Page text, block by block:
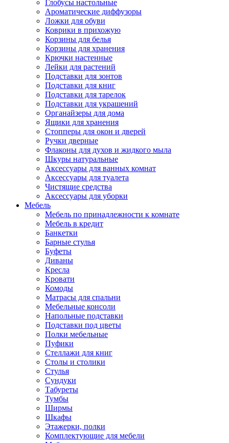
Глобусы настольные
Ароматические диффузоры
Ложки для обуви
Коврики в прихожую
Корзины для белья
Корзины для хранения
Крючки настенные
Лейки для растений
Подставки для зонтов
Подставки для книг
Подставки для тарелок
Подставки для украшений
Органайзеры для дома
Ящики для хранения
Стопперы для окон и дверей
Ручки дверные
Флаконы для духов и жидкого мыла
Шкуры натуральные
Аксессуары для ванных комнат
Аксессуары для туалета
Чистящие средства
Аксессуары для уборки
Мебель
Мебель по принадлежности к комнате
Мебель в кредит
Банкетки
Барные стулья
Буфеты
Диваны
Кресла
Кровати
Комоды
Матрасы для спальни
Мебельные консоли
Напольные подставки
Подставки под цветы
Полки мебельные
Пуфики
Стеллажи для книг
Столы и столики
Стулья
Сундуки
Табуреты
Тумбы
Ширмы
Шкафы
Этажерки, полки
Комплектующие для мебели